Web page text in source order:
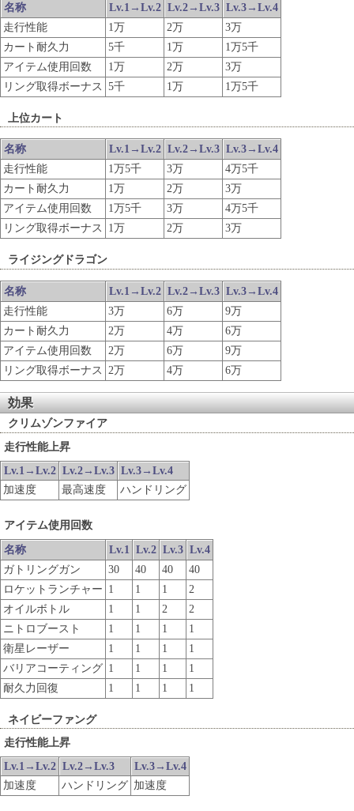
名称 Lv.1→Lv.2 Lv.2→Lv.3 Lv.3→Lv.4
走行性能
1万 2万
3万
カート耐久力
5千 1万
1万5千
アイテム使用回数
1万 2万
3万
リング取得ボーナス 5千 1万 1万5千
上位カート
名称 Lv.1→Lv.2 Lv.2→Lv.3 Lv.3→Lv.4
走行性能
1万5千 3万
4万5千
カート耐久力
1万 2万
3万
アイテム使用回数
1万5千 3万
4万5千
リング取得ボーナス
1万 2万 3万
ライジングドラゴン
名称 Lv.1→Lv.2 Lv.2→Lv.3 Lv.3→Lv.4
走行性能
3万 6万
9万
カート耐久力
2万 4万
6万
アイテム使用回数
2万 6万
9万
リング取得ボーナス
2万 4万 6万
効果
クリムゾンファイア
走行性能上昇
Lv.1→Lv.2 Lv.2→Lv.3 Lv.3→Lv.4
加速度
最高速度 ハンドリング
アイテム使用回数
名称 Lv.1 Lv.2 Lv.3 Lv.4
ガトリングガン
30 40 40
40
ロケットランチャー 1 1 1
2
オイルボトル
1 1 2
2
ニトロブースト
1 1 1
1
衛星レーザー
1 1 1
1
バリアコーティング 1 1 1
1
耐久力回復
1 1 1 1
ネイビーファング
走行性能上昇
Lv.1→Lv.2 Lv.2→Lv.3
Lv.3→Lv.4
加速度
ハンドリング 加速度